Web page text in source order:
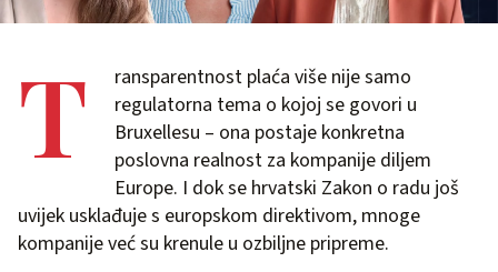
T
ransparentnost plaća više nije samo
regulatorna tema o kojoj se govori u
Bruxellesu – ona postaje konkretna
poslovna realnost za kompanije diljem
Europe. I dok se hrvatski Zakon o radu još
uvijek usklađuje s europskom direktivom, mnoge
kompanije već su krenule u ozbiljne pripreme.